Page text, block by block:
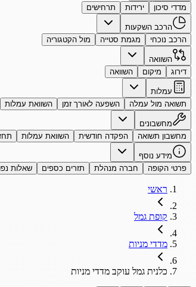
מדדי סיכון
ירידות תרחישים
הרכב השקעות
הרכב נוכחי
מגמת סטייה מול הקטגוריה
השוואה
דירוג
מיקום השוואה
עמלות
תשואה מול עמלה
השפעה לאורך זמן השוואת עמלות
מחשבונים
מחשבון תשואה
הפקדה חודשית השוואת עמלות
מידע נוסף
פרטי הקופה
חברה מנהלת תזרים כספים שאלות
ראשי
קופת גמל
מדדי מניות
כלנית גמל עוקב מדדי מניות